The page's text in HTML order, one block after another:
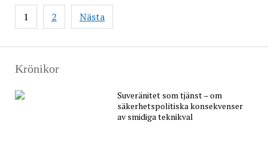
förträfflighet
Sidnumrering
för
1 2 Nästa
Krönikor
Suveränitet som tjänst – om
säkerhetspolitiska konsekvenser
av smidiga teknikval